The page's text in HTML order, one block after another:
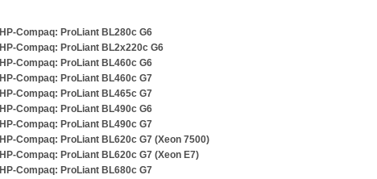
HP-Compaq: ProLiant BL280c G6
HP-Compaq: ProLiant BL2x220c G6
HP-Compaq: ProLiant BL460c G6
HP-Compaq: ProLiant BL460c G7
HP-Compaq: ProLiant BL465c G7
HP-Compaq: ProLiant BL490c G6
HP-Compaq: ProLiant BL490c G7
HP-Compaq: ProLiant BL620c G7 (Xeon 7500)
HP-Compaq: ProLiant BL620c G7 (Xeon E7)
HP-Compaq: ProLiant BL680c G7